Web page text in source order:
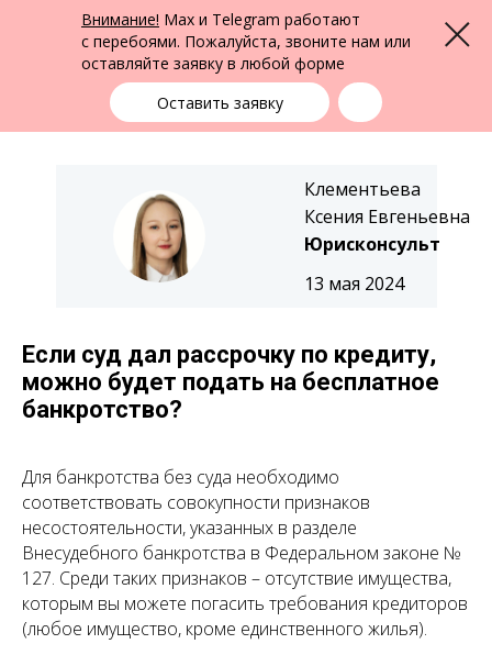
Внимание! Max и Telegram работают
с перебоями. Пожалуйста, звоните нам или
оставляйте заявку в любой форме
Оставить заявку
Меню
Юридическая помощь в Екатеринбурге
ФПК Альтернатива
Екатеринбург
выбрать город
+7 (343) 363-91-89
13 мая 2024
Клементьева
Ксения Евгеньевна
Юрисконсульт
Если суд дал рассрочку по кредиту,
можно будет подать на бесплатное
банкротство?
Для банкротства без суда необходимо
соответствовать совокупности признаков
несостоятельности, указанных в разделе
Внесудебного банкротства в Федеральном законе №
127. Среди таких признаков – отсутствие имущества,
которым вы можете погасить требования кредиторов
(любое имущество, кроме единственного жилья).